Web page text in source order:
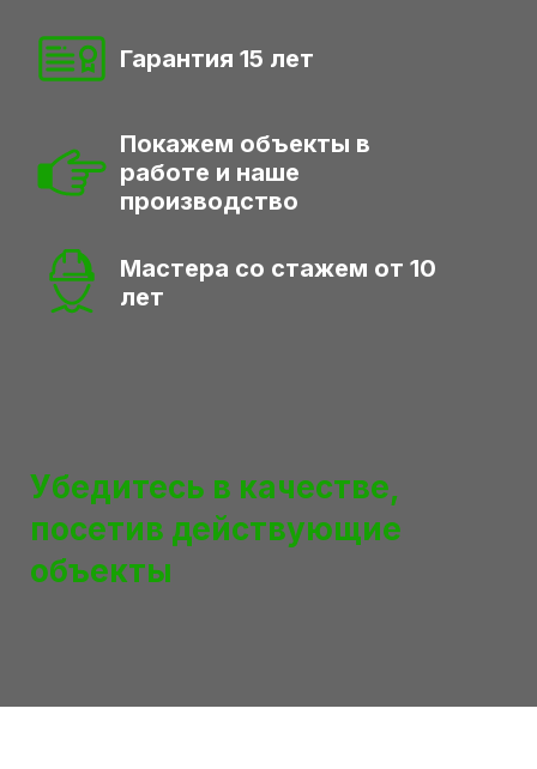
Гарантия 15 лет
Покажем объекты в
работе и наше
производство
Мастера со стажем от 10
лет
Убедитесь в качестве,
посетив действующие
объекты